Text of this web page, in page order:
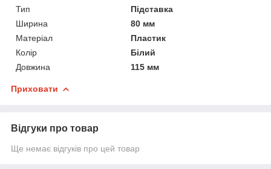
Тип
Підставка
Ширина
80 мм
Матеріал
Пластик
Колір
Білий
Довжина
115 мм
Приховати
Відгуки про товар
Ще немає відгуків про цей товар